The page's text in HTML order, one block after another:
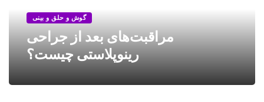
گوش و حلق و بینی
مراقبت‌های بعد از جراحی
رینوپلاستی چیست؟